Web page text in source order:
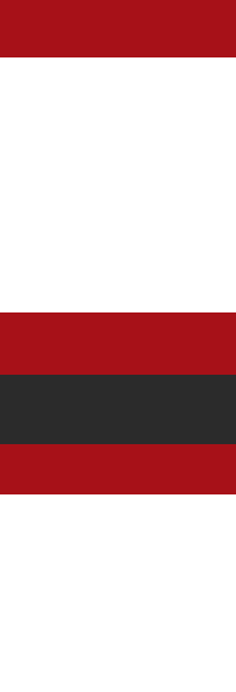
bra sätt att ha koll